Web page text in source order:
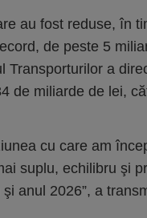
au fost reduse, în
de peste 5
Transporturilor a
de miliarde de lei,
cu care am
suplu, echilibru şi
anul 2026”, a